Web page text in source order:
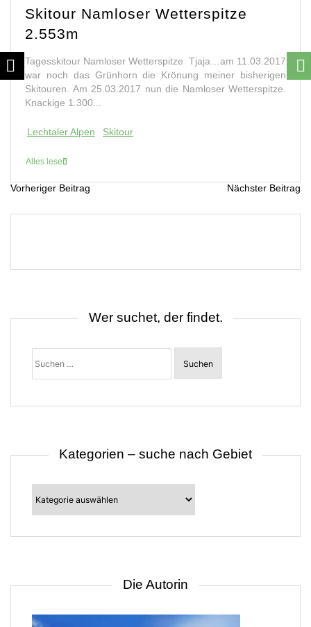
Skitour Namloser Wetterspitze
2.553m
Tagesskitour Namloser Wetterspitze Tjaja…am 11.03.2017
war noch das Grünhorn die Krönung meiner bisherigen
Skitouren. Am 25.03.2017 nun die Namloser Wetterspitze.
Knackige 1.300...
Lechtaler Alpen Skitour
Alles lesen
B
g
Vorheriger Beitrag Nächster Beitrag
Wer suchet, der findet.
Suchen
nach:
Kategorien – suche nach Gebiet
Kategorien
–
suche
nach
Die Autorin